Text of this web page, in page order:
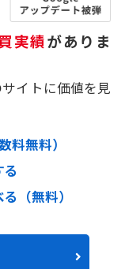
実績がありま
イトに価値を見
料無料）
（無料）